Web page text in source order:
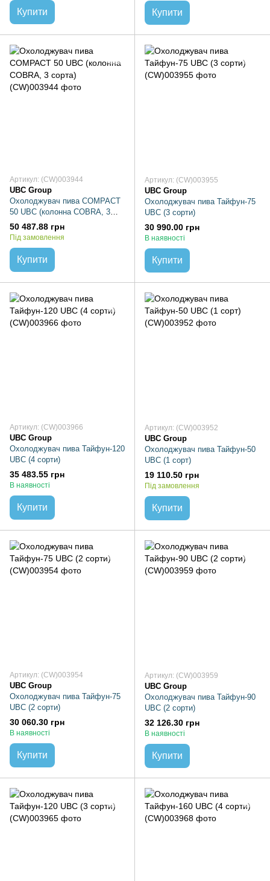
Купити Купити
Артикул: (CW)003944
UBC Group
Охолоджувач пива COMPACT
50 UBC (колонна COBRA, 3
сорта)
50 487.88 грн
Під замовлення
Купити
Артикул: (CW)003955
UBC Group
Охолоджувач пива Тайфун-75
UBC (3 сорти)
30 990.00 грн
В наявності
Купити
Артикул: (CW)003966
UBC Group
Охолоджувач пива Тайфун-120
UBC (4 сорти)
35 483.55 грн
В наявності
Купити
Артикул: (CW)003952
UBC Group
Охолоджувач пива Тайфун-50
UBC (1 сорт)
19 110.50 грн
Під замовлення
Купити
Артикул: (CW)003954
UBC Group
Охолоджувач пива Тайфун-75
UBC (2 сорти)
30 060.30 грн
В наявності
Купити
Артикул: (CW)003959
UBC Group
Охолоджувач пива Тайфун-90
UBC (2 сорти)
32 126.30 грн
В наявності
Купити